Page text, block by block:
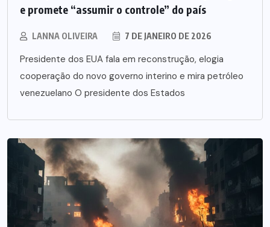
e promete “assumir o controle” do país
LANNA OLIVEIRA 7 DE JANEIRO DE 2026
Presidente dos EUA fala em reconstrução, elogia
cooperação do novo governo interino e mira petróleo
venezuelano O presidente dos Estados